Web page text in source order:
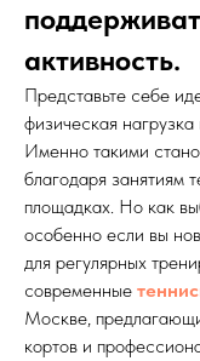
активность.
Представьте себе
физическая
Именно такими
благодаря занятиям
площадках. Но как
особенно если вы
для регулярных
современные
Москве,
кортов и